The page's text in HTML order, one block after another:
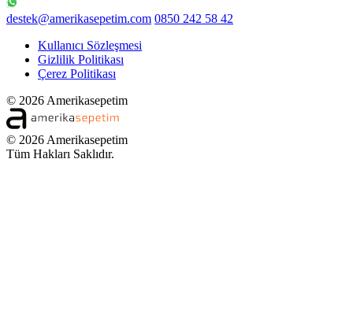
destek@amerikasepetim.com 0850 242 58 42
Kullanıcı Sözleşmesi
Gizlilik Politikası
Çerez Politikası
© 2026 Amerikasepetim
© 2026 Amerikasepetim
Tüm Hakları Saklıdır.